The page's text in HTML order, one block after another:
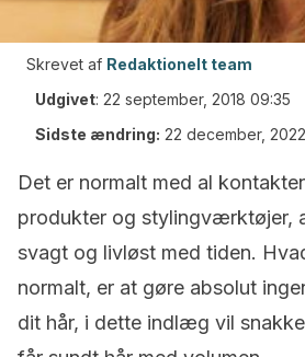
Skrevet af Redaktionelt team
Udgivet: 22 september, 2018 09:35
Sidste ændring: 22 december,
Det er normalt med al
produkter og stylingværktøjer,
svagt og livløst med tiden.
normalt, er at gøre absolut
dit hår, i dette indlæg vil